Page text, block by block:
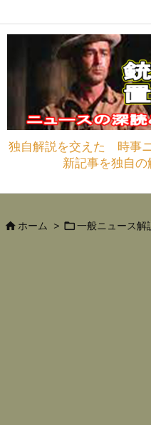
独自解説を交えた 時事
新記事を独自の
 ホーム >  一般ニュース解